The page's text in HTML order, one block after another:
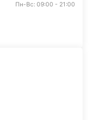
Пн-Вс: 09:00 - 21:00